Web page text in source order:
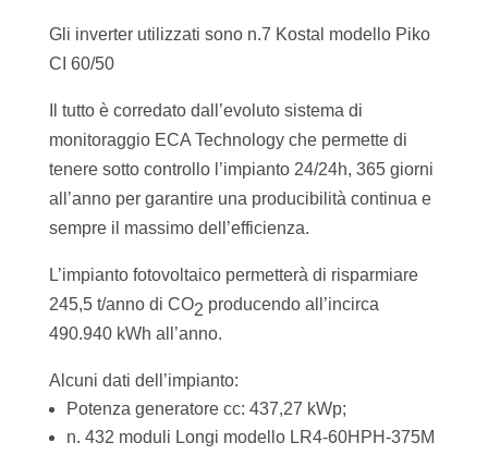
Gli inverter utilizzati sono n.7 Kostal modello Piko
CI 60/50
Il tutto è corredato dall’evoluto sistema di
monitoraggio ECA Technology che permette di
tenere sotto controllo l’impianto 24/24h, 365 giorni
all’anno per garantire una producibilità continua e
sempre il massimo dell’efficienza.
L’impianto fotovoltaico permetterà di risparmiare
245,5 t/anno di CO2 producendo all’incirca
490.940 kWh all’anno.
Alcuni dati dell’impianto:
Potenza generatore cc: 437,27 kWp;
n. 432 moduli Longi modello LR4-60HPH-375M